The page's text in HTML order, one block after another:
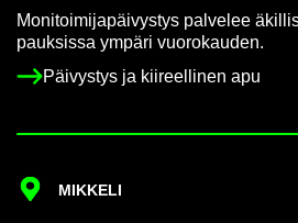
Mo­ni­toi­mi­ja­päi­vys­tys pal­ve­lee
pauk­sis­sa ym­pä­ri vuo­ro­kau­den.
Päi­vys­tys ja kii­reel­li­nen apu
MIK­KE­LI